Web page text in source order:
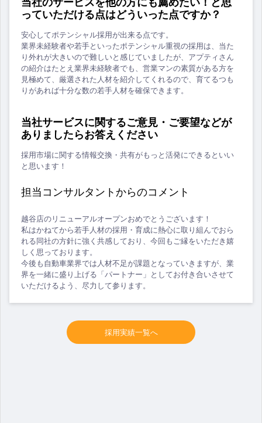
っていただける点はどういった点ですか？
安心してポテンシャル採用が出来る点です。
業界未経験者や若手といったポテンシャル重視の採用は、当た
り外れが大きいので難しいと感じていましたが、アプティさん
の紹介はたとえ業界未経験者でも、営業マンの素質がある方を
見極めて、厳選された人材を紹介してくれるので、育てるつも
りがあれば十分な数の若手人材を確保できます。
当社サービスに関するご意見・ご要望などが
ありましたらお答えください
採用市場に関する情報交換・共有がもっと活発にできるといい
と思います！
担当コンサルタントからのコメント
越谷店のリニューアルオープンおめでとうございます！
私はかねてから若手人材の採用・育成に熱心に取り組んでおら
れる同社の方針に強く共感しており、今回もご縁をいただき嬉
しく思っております。
今後も自動車業界では人材不足が課題となっていきますが、業
界を一緒に盛り上げる「パートナー」としてお付き合いさせて
いただけるよう、尽力して参ります。
採用実績一覧へ